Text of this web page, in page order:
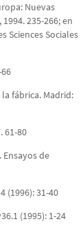
Nuevas
235-266; en
Sciences Sociales
fábrica. Madrid:
61-80
Ensayos de
(1996): 31-40
(1995): 1-24